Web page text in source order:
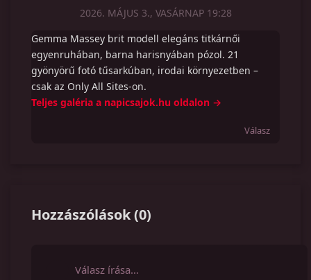
2026. MÁJUS 3., VASÁRNAP 19:28
Gemma Massey brit modell elegáns titkárnői
egyenruhában, barna harisnyában pózol. 21
gyönyörű fotó tűsarkúban, irodai környezetben –
csak az Only All Sites-on.
Teljes galéria a napicsajok.hu oldalon →
Válasz
Hozzászólások(0)
Válasz írása…